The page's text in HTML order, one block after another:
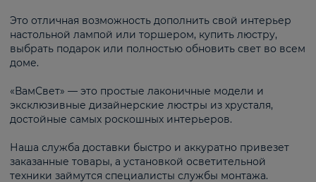
Это отличная возможность дополнить свой интерьер
настольной лампой или торшером, купить люстру,
выбрать подарок или полностью обновить свет во всем
доме.
«ВамСвет» — это простые лаконичные модели и
эксклюзивные дизайнерские люстры из хрусталя,
достойные самых роскошных интерьеров.
Наша служба доставки быстро и аккуратно привезет
заказанные товары, а установкой осветительной
техники займутся специалисты службы монтажа.